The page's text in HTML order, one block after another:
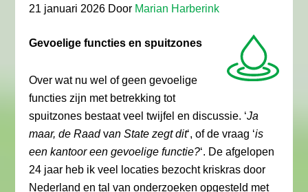
21 januari 2026 Door Marian Harberink
Gevoelige functies en spuitzones
Over wat nu wel of geen gevoelige
functies zijn met betrekking tot
spuitzones bestaat veel twijfel en discussie. ‘Ja
maar, de Raadvan State zegt dit‘, of de vraag ‘is
een kantoor een gevoelige functie?‘. De afgelopen
24 jaar heb ik veel locaties bezocht kriskras door
Nederland en tal van onderzoeken opgesteld met